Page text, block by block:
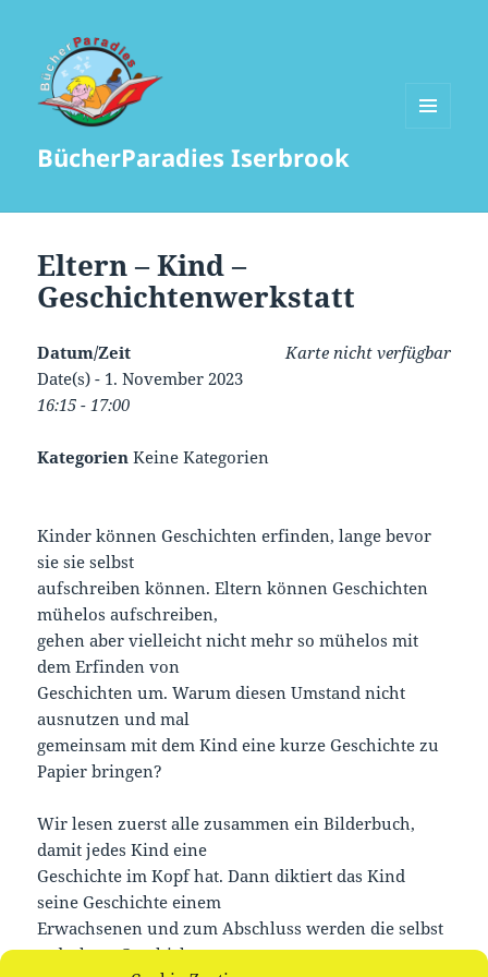
BücherParadies Iserbrook
Eltern – Kind –
Geschichtenwerkstatt
Karte nicht verfügbar
Datum/Zeit
Date(s) - 1. November 2023
16:15 - 17:00
Kategorien Keine Kategorien
Kinder können Geschichten erfinden, lange bevor
sie sie selbst
aufschreiben können. Eltern können Geschichten
mühelos aufschreiben,
gehen aber vielleicht nicht mehr so mühelos mit
dem Erfinden von
Geschichten um. Warum diesen Umstand nicht
ausnutzen und mal
gemeinsam mit dem Kind eine kurze Geschichte zu
Papier bringen?
Wir lesen zuerst alle zusammen ein Bilderbuch,
damit jedes Kind eine
Geschichte im Kopf hat. Dann diktiert das Kind
seine Geschichte einem
Erwachsenen und zum Abschluss werden die selbst
erdachten Geschichten